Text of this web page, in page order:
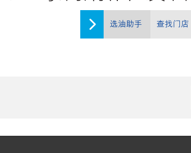
选油助手 查找门店